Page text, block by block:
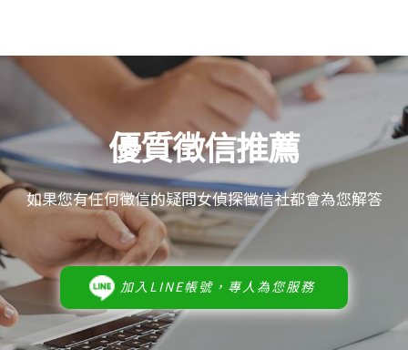
優質徵信推薦
如果您有任何徵信的疑問女偵探徵信社都會為您解答
加入LINE帳號，專人為您服務